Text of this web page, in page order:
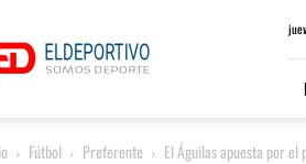
Fútbol Preferente El Águilas apuesta por